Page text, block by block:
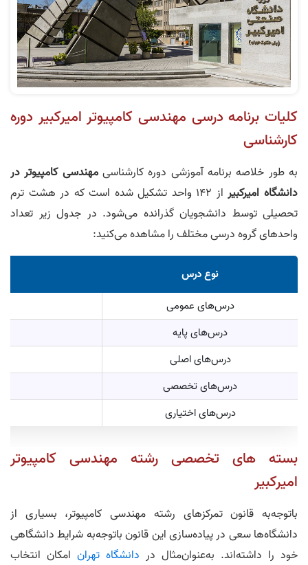
کلیات برنامه درسی مهندسی کامپیوتر امیرکبیر دوره
کارشناسی
به طور خلاصه برنامه آموزشی دوره کارشناسیمهندسی کامپیوتر در
دانشگاه امیرکبیر
از 142 واحد تشکیل شده است که در هشت ترم
تحصیلی توسط دانشجویان گذرانده می‌‎شود. در جدول زیر تعداد
واحد‌های گروه درسی مختلف را مشاهده می‌کنید:
نوع درس
درس‌های عمومی
درس‌های پایه
درس‌های اصلی
درس‌های تخصصی
درس‌های اختیاری
بسته‌ های تخصصی رشته مهندسی کامپیوتر
امیرکبیر
باتوجه‌به قانون تمرکز‌های رشته مهندسی کامپیوتر، بسیاری از
دانشگاه‌ها سعی در پیاده‌سازی این قانون باتوجه‌به شرایط دانشگاهی
خود را داشته‌اند. به‌عنوان‌مثال در دانشگاه تهران امکان انتخاب